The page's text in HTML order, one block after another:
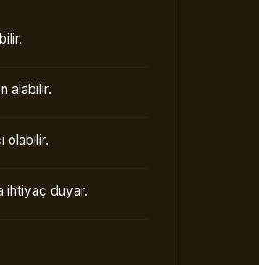
alabilir.
olabilir.
ihtiyaç duyar.